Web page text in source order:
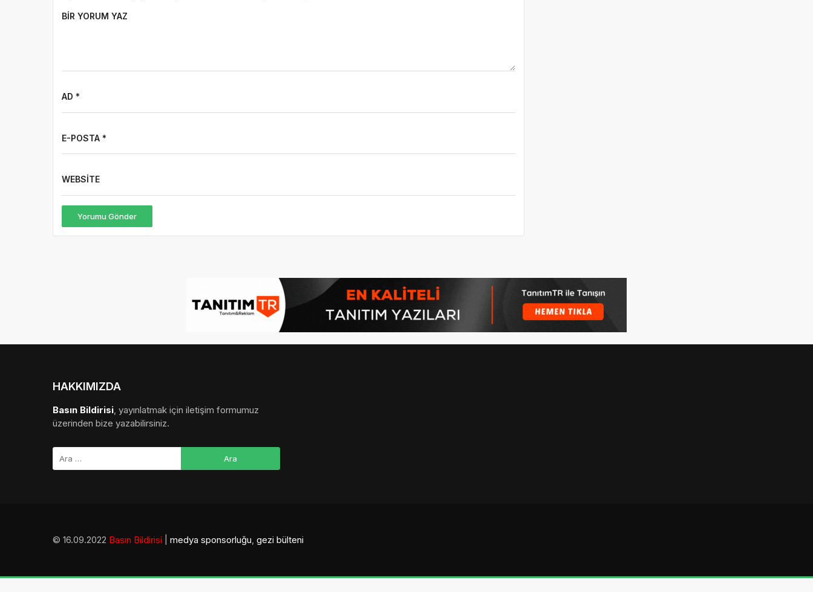
BIR YORUM YAZ
AD *
E-POSTA *
WEBSITE
Yorumu Gönder
HAKKIMIZDA
Basın Bildirisi, yayınlatmak için iletişim formumuz
üzerinden bize yazabilirsiniz.
© 16.09.2022 Basın Bildirisi medya sponsorluğu, gezi bülteni